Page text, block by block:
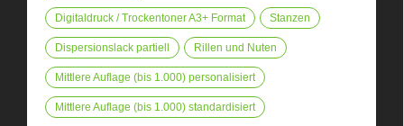
Digitaldruck / Trockentoner A3+ Format Stanzen
Dispersionslack partiell Rillen und Nuten
Mittlere Auflage (bis 1.000) personalisiert
Mittlere Auflage (bis 1.000) standardisiert